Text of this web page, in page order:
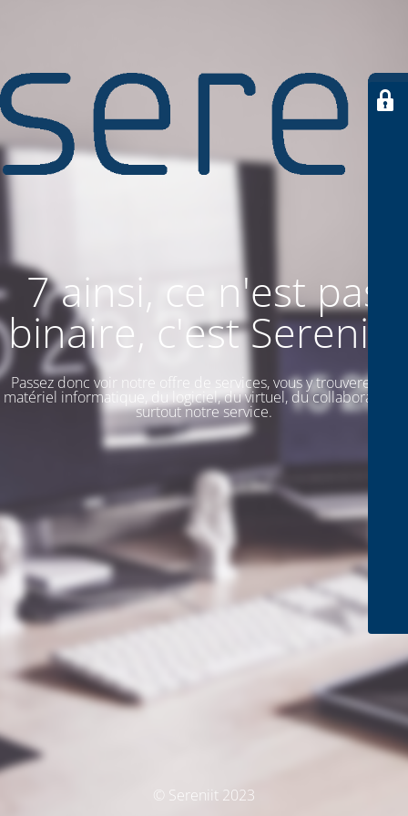
7 ainsi, ce n'est pas
binaire, c'est SereniiT
Passez donc voir notre offre de services, vous y trouverez du
matériel informatique, du logiciel, du virtuel, du collaboratif. Et
surtout notre service.
© Sereniit 2023